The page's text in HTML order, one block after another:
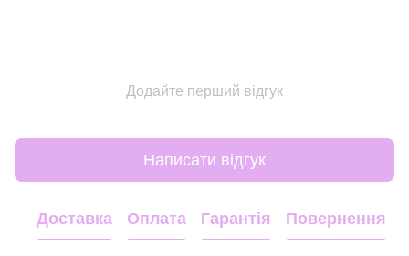
Додайте перший відгук
Написати відгук
Доставка Оплата Гарантія Повернення